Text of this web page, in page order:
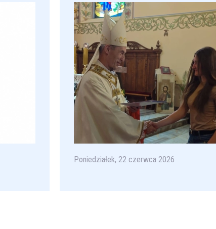
Poniedziałek, 22 czerwca 2026